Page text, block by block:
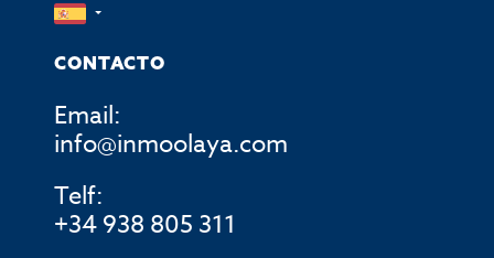
CONTACTO
Email:
info@inmoolaya.com
Telf:
+34 938 805 311